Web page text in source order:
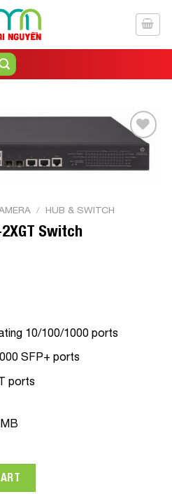
Add to
Wishlist
/ HUB & SWITCH
Switch
10/100/1000 ports
SFP+ ports
ports
Switch quantity